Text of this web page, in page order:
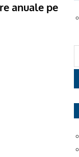
anuale pe